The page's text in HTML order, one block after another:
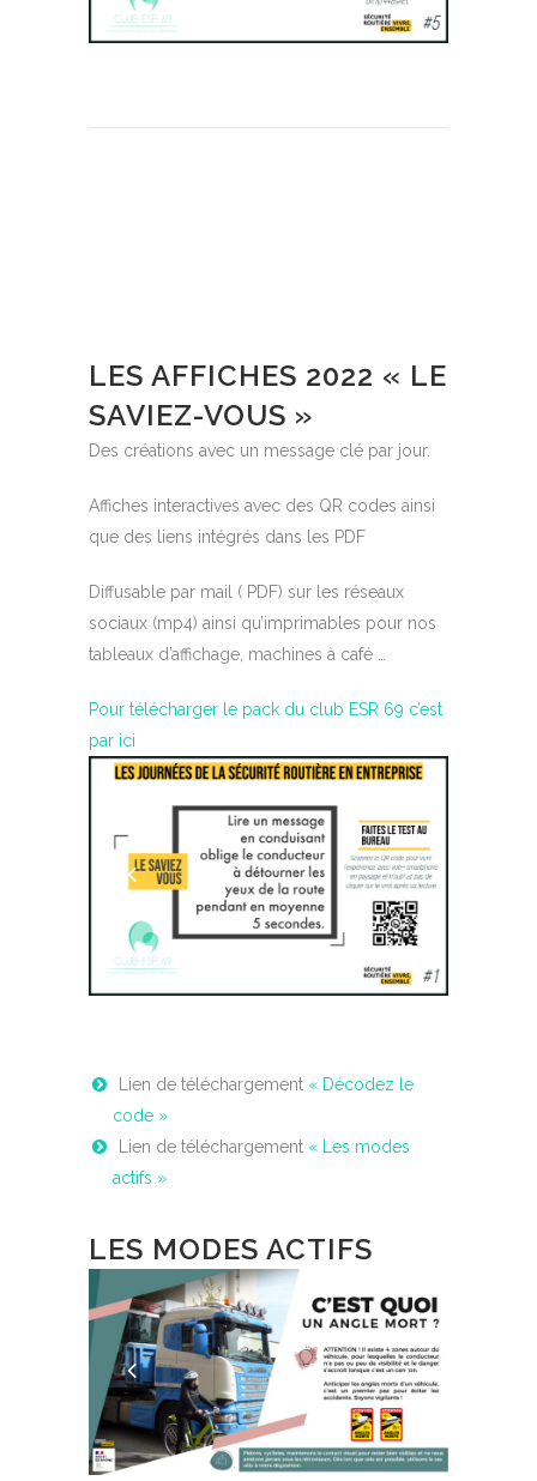
LES AFFICHES 2022 « LE
SAVIEZ-VOUS »
Des créations avec un message clé par jour.
Affiches interactives avec des QR codes ainsi
que des liens intégrés dans les PDF
Diffusable par mail ( PDF) sur les réseaux
sociaux (mp4) ainsi qu’imprimables pour nos
tableaux d’affichage, machines à café …
Pour télécharger le pack du club ESR 69 c’est
par ici
Lien de téléchargement « Décodez le
code »
Lien de téléchargement « Les modes
actifs »
LES MODES ACTIFS